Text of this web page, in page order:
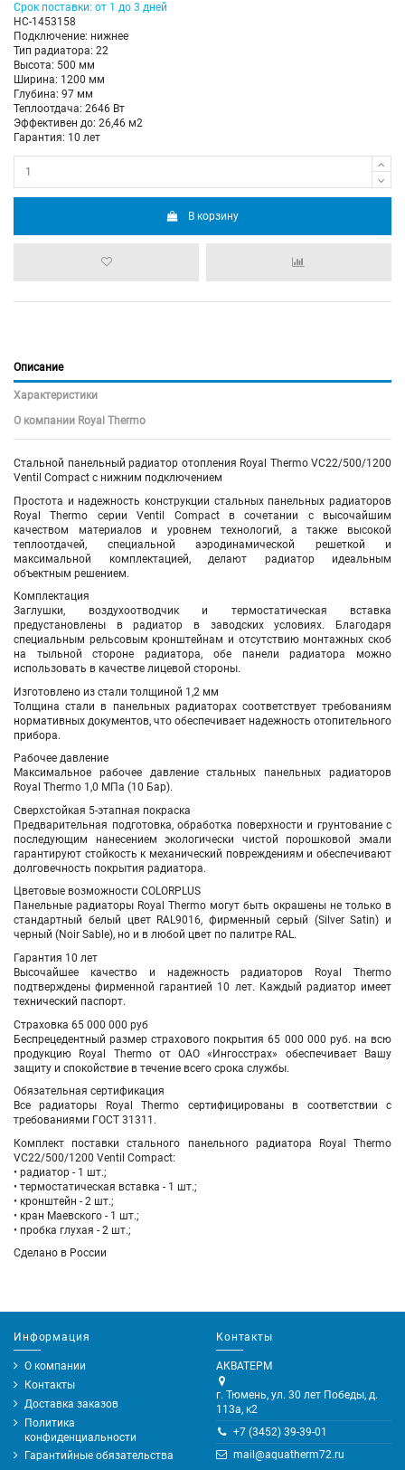
Срок поставки: от 1 до 3 дней
НС-1453158
Подключение: нижнее
Тип радиатора: 22
Высота: 500 мм
Ширина: 1200 мм
Глубина: 97 мм
Теплоотдача: 2646 Вт
Эффективен до: 26,46 м2
Гарантия: 10 лет
В корзину
Описание
Характеристики
О компании Royal Thermo
Стальной панельный радиатор отопления Royal Thermo VC22/500/1200
Ventil Compact с нижним подключением
Простота и надежность конструкции стальных панельных радиаторов
Royal Thermo серии Ventil Compact в сочетании с высочайшим
качеством материалов и уровнем технологий, а также высокой
теплоотдачей, специальной аэродинамической решеткой и
максимальной комплектацией, делают радиатор идеальным
объектным решением.
Комплектация
Заглушки, воздухоотводчик и термостатическая вставка
предустановлены в радиатор в заводских условиях. Благодаря
специальным рельсовым кронштейнам и отсутствию монтажных скоб
на тыльной стороне радиатора, обе панели радиатора можно
использовать в качестве лицевой стороны.
Изготовлено из стали толщиной 1,2 мм
Толщина стали в панельных радиаторах соответствует требованиям
нормативных документов, что обеспечивает надежность отопительного
прибора.
Рабочее давление
Максимальное рабочее давление стальных панельных радиаторов
Royal Thermo 1,0 МПа (10 Бар).
Сверхстойкая 5-этапная покраска
Предварительная подготовка, обработка поверхности и грунтование с
последующим нанесением экологически чистой порошковой эмали
гарантируют стойкость к механический повреждениям и обеспечивают
долговечность покрытия радиатора.
Цветовые возможности COLORPLUS
Панельные радиаторы Royal Thermo могут быть окрашены не только в
стандартный белый цвет RAL9016, фирменный серый (Silver Satin) и
черный (Noir Sable), но и в любой цвет по палитре RAL.
Гарантия 10 лет
Высочайшее качество и надежность радиаторов Royal Thermo
подтверждены фирменной гарантией 10 лет. Каждый радиатор имеет
технический паспорт.
Страховка 65 000 000 руб
Беспрецедентный размер страхового покрытия 65 000 000 руб. на всю
продукцию Royal Thermo от ОАО «Ингосстрах» обеспечивает Вашу
защиту и спокойствие в течение всего срока службы.
Обязательная сертификация
Все радиаторы Royal Thermo сертифицированы в соответствии с
требованиями ГОСТ 31311.
Комплект поставки стального панельного радиатора Royal Thermo
VC22/500/1200 Ventil Compact:
• радиатор - 1 шт.;
• термостатическая вставка - 1 шт.;
• кронштейн - 2 шт.;
• кран Маевского - 1 шт.;
• пробка глухая - 2 шт.;
Сделано в России
Информация
О компании
Контакты
Доставка заказов
Политика
конфиденциальности
Гарантийные обязательства
Контакты
АКВАТЕРМ
г. Тюмень, ул. 30 лет Победы, д.
113а, к2
+7 (3452) 39-39-01
mail@aquatherm72.ru